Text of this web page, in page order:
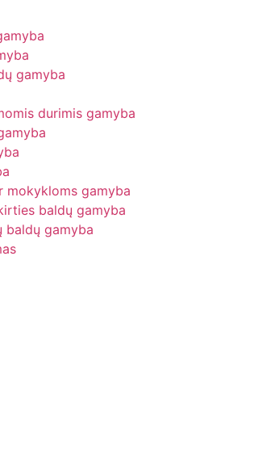
gamyba
durimis gamyba
mokykloms gamyba
baldų gamyba
baldų gamyba